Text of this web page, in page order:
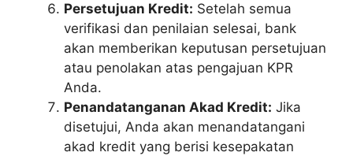
Persetujuan Kredit: Setelah semua
verifikasi dan penilaian selesai, bank
akan memberikan keputusan persetujuan
atau penolakan atas pengajuan KPR
Anda.
Penandatanganan Akad Kredit: Jika
disetujui, Anda akan menandatangani
akad kredit yang berisi kesepakatan